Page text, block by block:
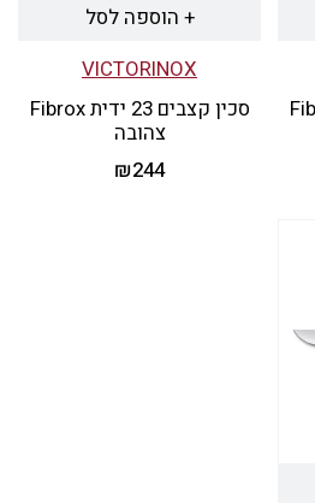
+ הוספה לסל
VICTORINOX
סכין קצבים 23 ידית Fibrox
צהובה
₪244